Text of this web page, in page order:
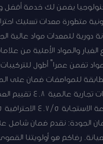
يضمن لك خدمة أفضل
متطورة معدات تسليك
دورية للمعدات مواد عالية
والمواد الأصلية من
تضمن عمراً أطول
للمواصفات ضمان على
المستخدمة علامات تجارية
4.6/5 ضمان الجودة: نقدم ضمان
رضاكم هو أولويتنا